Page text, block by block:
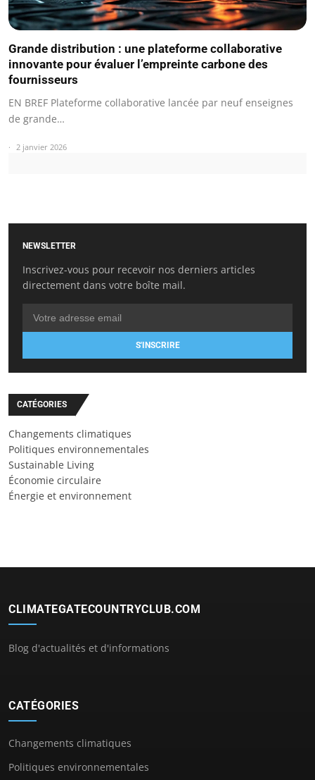
Grande distribution : une plateforme collaborative
innovante pour évaluer l’empreinte carbone des
fournisseurs
EN BREF Plateforme collaborative lancée par neuf enseignes
de grande…
2 janvier 2026
NEWSLETTER
Inscrivez-vous pour recevoir nos derniers articles
directement dans votre boîte mail.
S'INSCRIRE
CATÉGORIES
Changements climatiques
Politiques environnementales
Sustainable Living
Économie circulaire
Énergie et environnement
CLIMATEGATECOUNTRYCLUB.COM
Blog d'actualités et d'informations
CATÉGORIES
Changements climatiques
Politiques environnementales